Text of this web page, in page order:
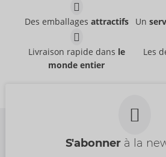
Des emballages attractifs Un
Livraison rapide dans le
monde entier
Les
S'abonner à la